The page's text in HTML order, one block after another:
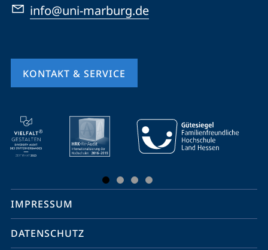
info@uni-marburg.de
KONTAKT & SERVICE
Mobile-
Service-
Navigation
Social
Media
Kontakte
IMPRESSUM
DATENSCHUTZ